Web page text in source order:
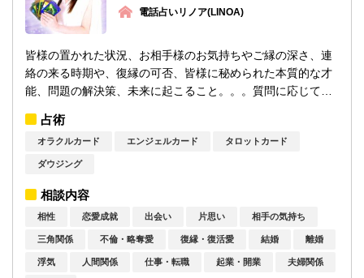
電話占いリノア(LINOA)
皆様の置かれた状況、お相手様のお気持ちやご縁の深さ、連
絡の来る時期や、復縁の可否、皆様に秘められた本質的な才
能、問題の解決策、未来に起こること。。。質問に応じてカ
占術
オラクルカード エンジェルカード タロットカード
ダウジング
相談内容
相性 恋愛成就 出会い 片思い 相手の気持ち
三角関係 不倫・略奪愛 復縁・復活愛 結婚 離婚
浮気 人間関係 仕事・転職 起業・開業 夫婦関係